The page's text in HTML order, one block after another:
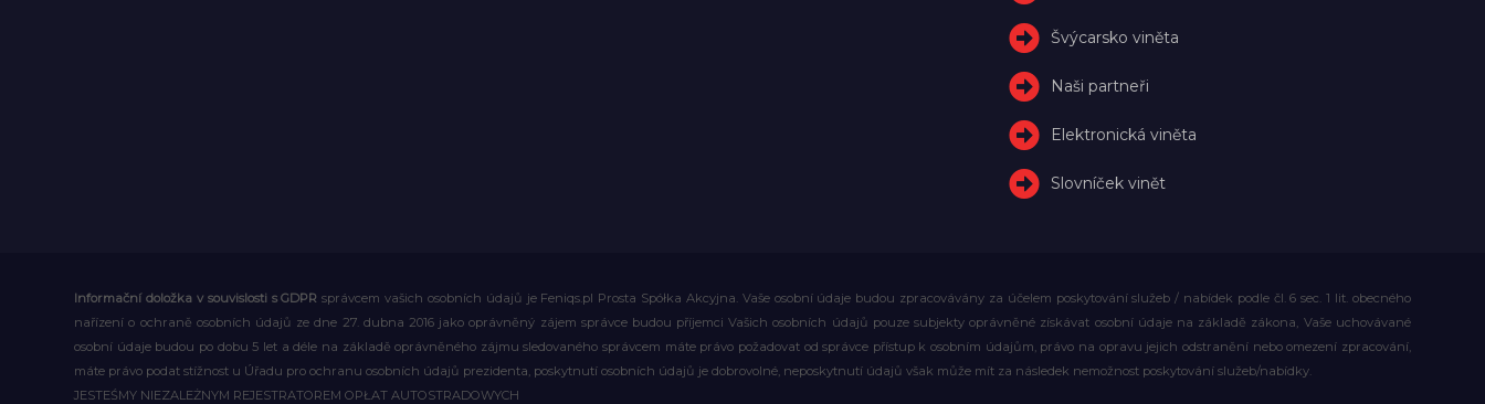
Švýcarsko viněta
Naši partneři
Elektronická viněta
Slovníček vinět
Informační doložka v souvislosti s GDPRsprávcem vašich osobních údajů je Feniqs.pl Prosta Spółka Akcyjna. Vaše osobní údaje budou zpracovávány za účelem poskytování služeb / nabídek podle čl. 6 sec. 1 lit. obecného
nařízení o ochraně osobních údajů ze dne 27. dubna 2016 jako oprávněný zájem správce budou příjemci Vašich osobních údajů pouze subjekty oprávněné získávat osobní údaje na základě zákona, Vaše uchovávané
osobní údaje budou po dobu 5 let a déle na základě oprávněného zájmu sledovaného správcem máte právo požadovat od správce přístup k osobním údajům, právo na opravu jejich odstranění nebo omezení zpracování,
máte právo podat stížnost u Úřadu pro ochranu osobních údajů prezidenta, poskytnutí osobních údajů je dobrovolné, neposkytnutí údajů však může mít za následek nemožnost poskytování služeb/nabídky.
JESTEŚMY NIEZALEŻNYM REJESTRATOREM OPŁAT AUTOSTRADOWYCH